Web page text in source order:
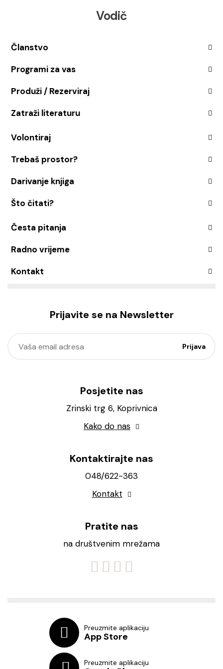
Vodič
Članstvo
Programi za vas
Produži / Rezerviraj
Zatraži literaturu
Volontiraj
Trebaš prostor?
Darivanje knjiga
Što čitati?
Česta pitanja
Radno vrijeme
Kontakt
Prijavite se na Newsletter
Posjetite nas
Zrinski trg 6, Koprivnica
Kako do nas
Kontaktirajte nas
048/622-363
Kontakt
Pratite nas
na društvenim mrežama
Preuzmite aplikaciju
App Store
Preuzmite aplikaciju